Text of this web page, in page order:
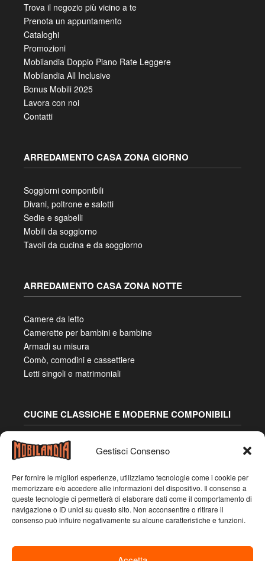
Gestisci Consenso
Per fornire le migliori esperienze, utilizziamo tecnologie come i cookie per
memorizzare e/o accedere alle informazioni del dispositivo. Il consenso a
queste tecnologie ci permetterà di elaborare dati come il comportamento di
navigazione o ID unici su questo sito. Non acconsentire o ritirare il
consenso può influire negativamente su alcune caratteristiche e funzioni.
Trova il negozio più vicino a te
Prenota un appuntamento
Cataloghi
Promozioni
Mobilandia Doppio Piano Rate Leggere
Mobilandia All Inclusive
Bonus Mobili 2025
Lavora con noi
Contatti
ARREDAMENTO CASA ZONA GIORNO
Soggiorni componibili
Divani, poltrone e salotti
Sedie e sgabelli
Mobili da soggiorno
Tavoli da cucina e da soggiorno
ARREDAMENTO CASA ZONA NOTTE
Camere da letto
Camerette per bambini e bambine
Armadi su misura
Comò, comodini e cassettiere
Letti singoli e matrimoniali
CUCINE CLASSICHE E MODERNE COMPONIBILI
Cucine angolari su misura
Cucine con isola
Cucine con penisola
Cucine due lati
Cucine lineari